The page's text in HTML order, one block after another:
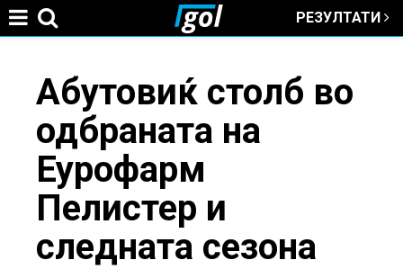
РЕЗУЛТАТИ
Абутовиќ столб во
одбраната на
Еурофарм
Пелистер и
следната сезона